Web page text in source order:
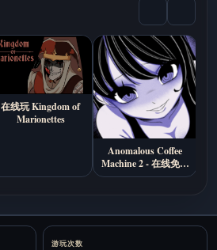
在线玩 Kingdom of
Marionettes
Anomalous Coffee
Machine 2 - 在线免费
游玩
游玩次数